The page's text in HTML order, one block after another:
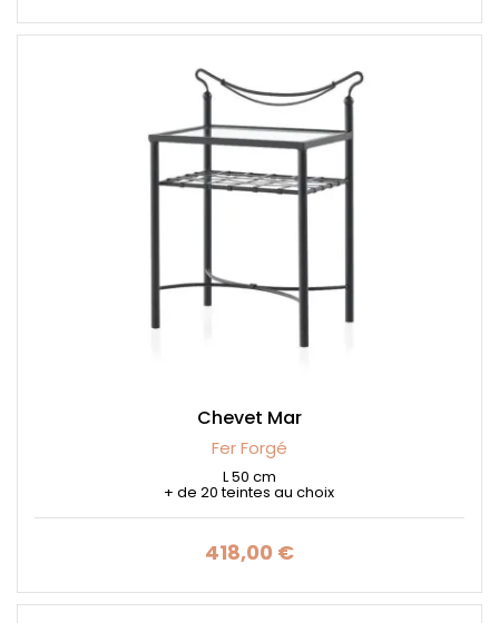
Chevet Mar
Fer Forgé
L 50 cm
+ de 20 teintes au choix
Prix
418,00 €